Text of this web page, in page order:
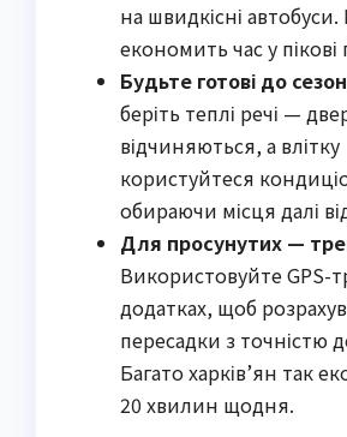
на швидкісні автобуси.
економить час у
Будьте готові до
беріть теплі речі —
відчиняються, а влітку
користуйтеся
обираючи місця далі
Для просунутих —
Використовуйте GPS-
додатках, щоб
пересадки з точністю
Багато харків’ян так
20 хвилин щодня.